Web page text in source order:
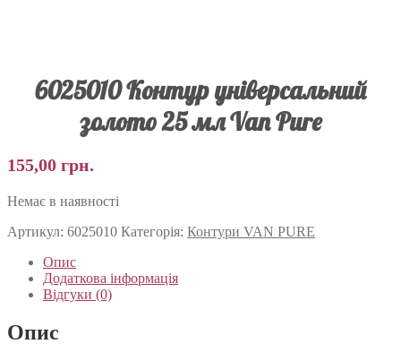
6025010 Контур універсальний
золото 25 мл Van Pure
155,00 грн.
Немає в наявності
Артикул: 6025010 Категорія: Контури VAN PURE
Опис
Додаткова інформація
Відгуки (0)
Опис